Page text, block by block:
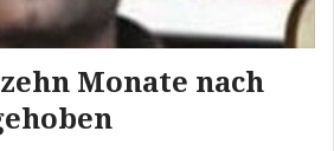
Monate nach